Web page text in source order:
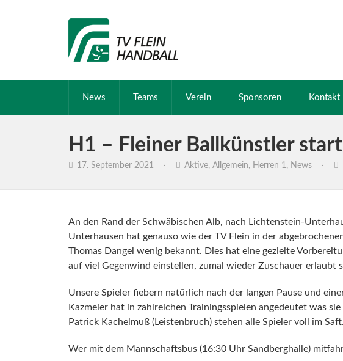
News Teams Verein Sponsoren Kontakt
H1 – Fleiner Ballkünstler
17. September 2021 · Aktive, Allgemein, Herren 1, News ·
An den Rand der Schwäbischen Alb, nach Lichtenstein-
Unterhausen hat genauso wie der TV Flein in der
Thomas Dangel wenig bekannt. Dies hat eine gezielte
auf viel Gegenwind einstellen, zumal wieder Zuschauer erlaubt
Unsere Spieler fiebern natürlich nach der langen Pause und
Kazmeier hat in zahlreichen Trainingsspielen angedeutet was
Patrick Kachelmuß (Leistenbruch) stehen alle Spieler voll im Saft.
Wer mit dem Mannschaftsbus (16:30 Uhr Sandberghalle)